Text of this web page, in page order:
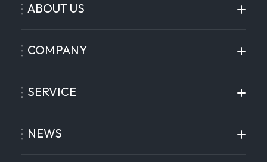
ABOUT US
COMPANY
SERVICE
NEWS